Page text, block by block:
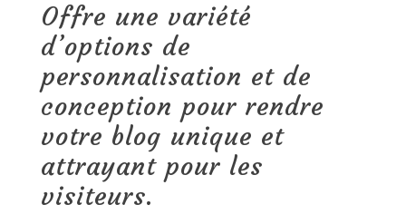
Offre une variété
d’options de
personnalisation et de
conception pour rendre
votre blog unique et
attrayant pour les
visiteurs.